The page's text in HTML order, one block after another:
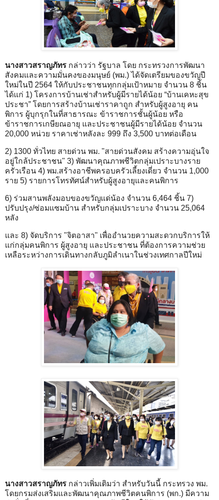
นางสาวสราญภัทร กล่าวว่า รัฐบาล โดย กระทรวงการพัฒนา
สังคมและความมั่นคงของมนุษย์ (พม.) ได้จัดเตรียมของขวัญปี
ใหม่ในปี 2564 ให้กับประชาชนทุกกลุ่มเป้าหมาย จำนวน 8 ชิ้น
ได้แก่ 1) โครงการบ้านเช่าสำหรับผู้มีรายได้น้อย “บ้านเคหะสุข
ประชา” โดยการสร้างบ้านเช่าราคาถูก สำหรับผู้สูงอายุ คน
พิการ ผู้บุกรุกในที่สาธารณะ ข้าราชการชั้นผู้น้อย หรือ
ข้าราชการเกษียณอายุ และประชาชนผู้มีรายได้น้อย จำนวน
20,000 หน่วย ราคาเช่าหลังละ 999 ถึง 3,500 บาทต่อเดือน
2) 1300 ทั่วไทย สายด่วน พม. "สายด่วนสังคม สร้างความอุ่นใจ
อยู่ใกล้ประชาชน" 3) พัฒนาคุณภาพชีวิตกลุ่มเปราะบางราย
ครัวเรือน 4) พม.สร้างอาชีพครอบครัวเลี้ยงเดี่ยว จำนวน 1,000
ราย 5) รายการโทรทัศน์สำหรับผู้สูงอายุและคนพิการ
6) ร่วมสานพลังมอบของขวัญแด่น้อง จำนวน 6,464 ชิ้น 7)
ปรับปรุง/ซ่อมแซมบ้าน สำหรับกลุ่มเปราะบาง จำนวน 25,064
หลัง
และ 8) จัดบริการ "จิตอาสา" เพื่ออำนวยความสะดวกบริการให้
แก่กลุ่มคนพิการ ผู้สูงอายุ และประชาชน ที่ต้องการความช่วย
เหลือระหว่างการเดินทางกลับภูมิลำเนาในช่วงเทศกาลปีใหม่
นางสาวสราญภัทร กล่าวเพิ่มเติมว่า สำหรับวันนี้ กระทรวง พม.
โดยกรมส่งเสริมและพัฒนาคุณภาพชีวิตคนพิการ (พก.) มีความ